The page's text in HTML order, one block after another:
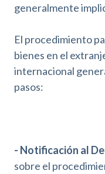
generalmente
El procedimiento
bienes en el
internacional
pasos:
- Notificación al
sobre el